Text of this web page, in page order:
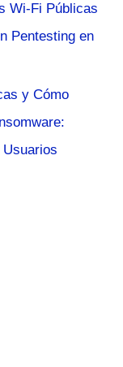
Wi-Fi Públicas
Pentesting en
y Cómo